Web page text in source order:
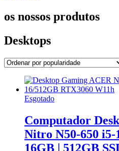
os nossos produtos
Desktops
Esgotado
Computador
Nitro N50-650 i5-
16GB | 512GB